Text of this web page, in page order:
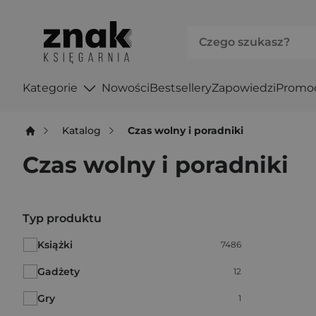
Kategorie NowościBestselleryZapowiedzi
Katalog Czas wolny i poradniki
Czas wolny i poradniki
Po użyciu produkty będą automatycznie filtrowane.
Typ produktu
Książki Liczba pozycji:
7486
Gadżety Liczba pozycji:
12
Gry Liczba pozycji:
1